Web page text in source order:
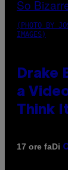
(PHOTO BY
IMAGES)
Drake
a
Think
17 ore faDi